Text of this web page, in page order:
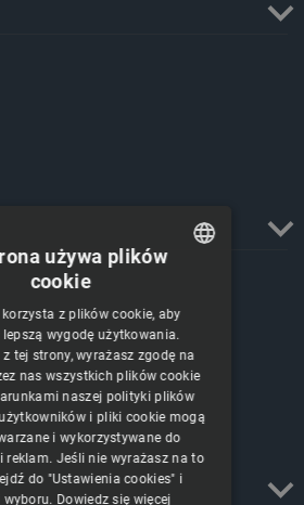
CZECH
ENGLISH
GERMAN
używa plików
cookie
z plików cookie, aby
wygodę użytkowania.
tej strony, wyrażasz zgodę na
nas wszystkich plików cookie
naszej polityki plików
i pliki cookie mogą
i wykorzystywane do
reklam. Jeśli nie wyrażasz na to
do "Ustawienia cookies" i
Dowiedz się więcej